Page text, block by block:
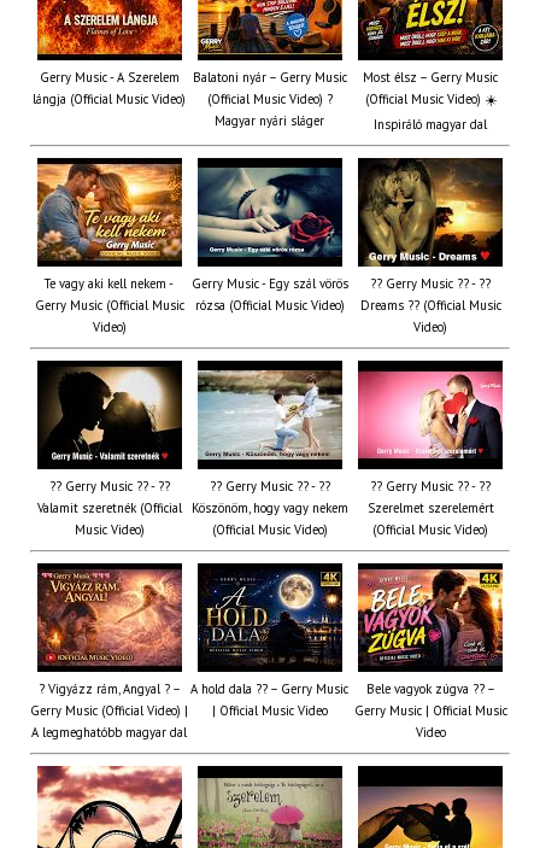
Gerry Music - A Szerelem
lángja (Official Music Video)
Balatoni nyár – Gerry Music
(Official Music Video) ?
Magyar nyári sláger
Most élsz – Gerry Music
(Official Music Video) ☀️
Inspiráló magyar dal
Te vagy aki kell nekem -
Gerry Music (Official Music
Video)
Gerry Music - Egy szál vörös
rózsa (Official Music Video)
?? Gerry Music ?? - ??
Dreams ?? (Official Music
Video)
?? Gerry Music ?? - ??
Valamit szeretnék (Official
Music Video)
?? Gerry Music ?? - ??
Köszönöm, hogy vagy nekem
(Official Music Video)
?? Gerry Music ?? - ??
Szerelmet szerelemért
(Official Music Video)
? Vigyázz rám, Angyal ? –
Gerry Music (Official Video) |
A legmeghatóbb magyar dal
A hold dala ?? – Gerry Music
| Official Music Video
Bele vagyok zúgva ?? –
Gerry Music | Official Music
Video